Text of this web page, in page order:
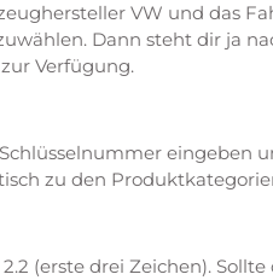
VW und das
Dann steht dir ja
Verfügung.
eingeben
zu den
(erste drei Zeichen).